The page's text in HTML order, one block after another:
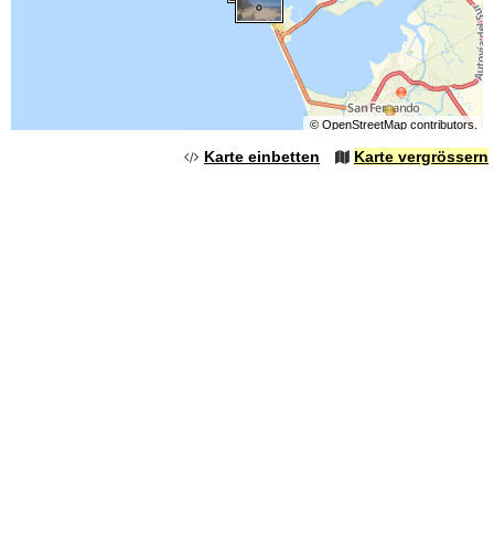
© OpenStreetMapcontributors.
Karte einbetten Karte vergrössern